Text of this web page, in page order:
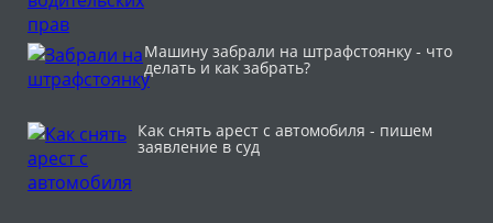
Машину забрали на штрафстоянку - что
делать и как забрать?
Как снять арест с автомобиля - пишем
заявление в суд